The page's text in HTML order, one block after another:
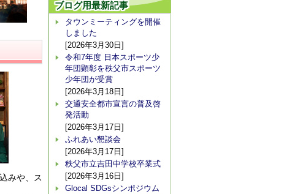
みや、ス
ブログ用最新記事
タウンミーティングを開催
しました
[2026年3月30日]
令和7年度 日本スポーツ少
年団顕彰を秩父市スポーツ
少年団が受賞
[2026年3月18日]
交通安全都市宣言の普及啓
発活動
[2026年3月17日]
ふれあい懇談会
[2026年3月17日]
秩父市立吉田中学校卒業式
[2026年3月16日]
Glocal SDGsシンポジウム